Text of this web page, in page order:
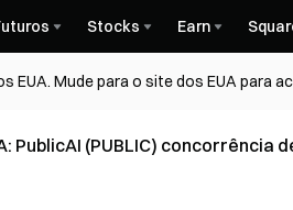
Stocks Earn
EUA. Mude para o site dos EUA para
PublicAI (PUBLIC) concorrência